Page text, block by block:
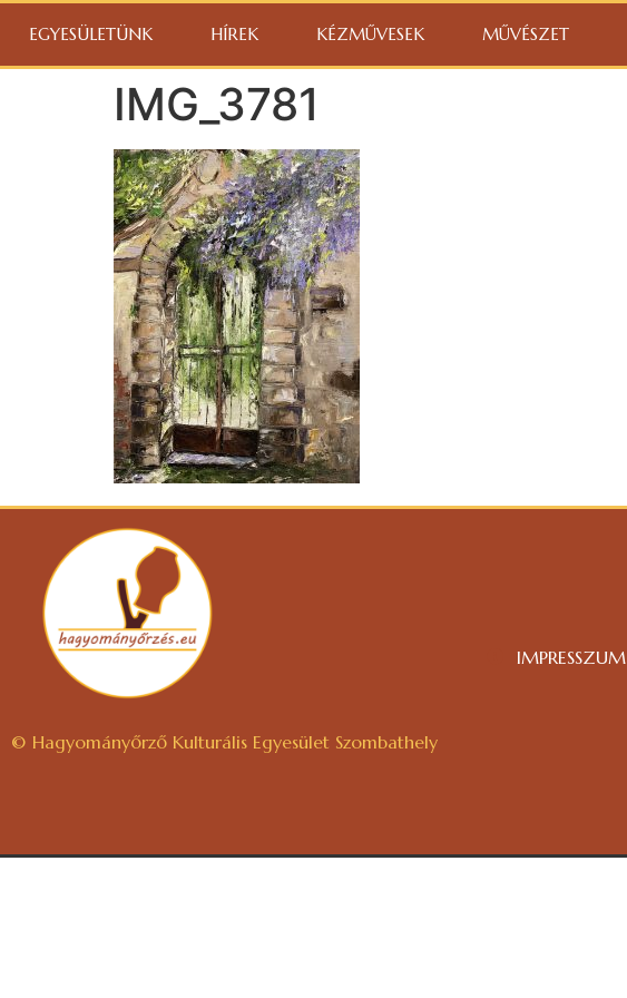
EGYESÜLETÜNK HÍREK KÉZMŰVESEK MŰVÉSZET
IMG_3781
IMPRESSZUM
© Hagyományőrző Kulturális Egyesület Szombathely